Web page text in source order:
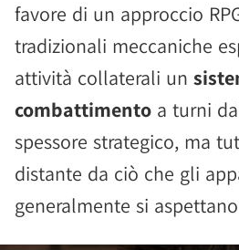
favore di un approccio
tradizionali meccaniche
attività collaterali un
combattimento a turni
spessore strategico, ma
distante da ciò che gli
generalmente si